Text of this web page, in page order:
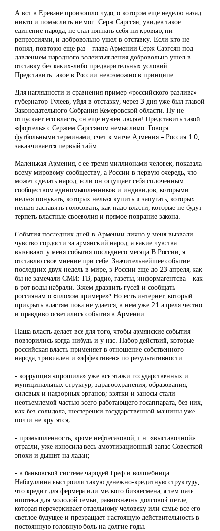
А вот в Ереване произошло чудо, о котором еще неделю назад
никто и помыслить не мог. Серж Саргсян, увидев такое
единение народа, не стал пятнать себя ни кровью, ни
репрессиями, и добровольно ушел в отставку. Если кто не
понял, повторю еще раз - глава Армении Серж Саргсян под
давлением народного волеизъявления добровольно ушел в
отставку без каких-либо предварительных условий.
Представить такое в России невозможно в принципе.
Для наглядности и сравнения пример «российского разлива» -
губернатор Тулеев, уйдя в отставку, через 3 дня уже был главой
Законодательного Собрания Кемеровской области. Ну не
отпускает его власть, он еще нужен людям! Представить такой
«фортель» с Сержем Саргсяном немыслимо. Говоря
футбольными терминами, счет в матче Армения – Россия 1:0,
заканчивается первый тайм. ..
Маленькая Армения, с ее тремя миллионами человек, показала
всему мировому сообществу, а России в первую очередь, что
может сделать народ, если он ощущает себя сплоченным
сообществом единомышленников и индивидов, которыми
нельзя понукать, которых нельзя купить и запугать, которых
нельзя заставить голосовать, как надо власти, которые не будут
терпеть властные своеволия и прямое попрание закона.
События последних дней в Армении лично у меня вызвали
чувство гордости за армянский народ, а какие чувства
вызывают у меня события последнего месяца В России, я
отставлю свое мнение при себе. Значительнейшее событие
последних двух недель в мире, в России еще до 23 апреля, как
бы не замечали СМИ: ТВ, радио, газеты, информагентсва – как
в рот воды набрали. Зачем дразнить гусей и сообщать
россиянам о «плохом примере»? Но есть интернет, который
прикрыть властям пока не удается, в нем уже 21 апреля честно
и правдиво осветились события в Армении.
Наша власть делает все для того, чтобы армянские события
повторились когда-нибудь и у нас. Набор действий, которые
российская власть применяет в отношение собственного
народа, тривиален и «эффективен» по результативности:
- коррупция «прошила» уже все этажи государственных и
муниципальных структур, здравоохранения, образования,
силовых и надзорных органов; взятки и заносы стали
неотъемлемой частью всего работающего госаппарата, без них,
как без солидола, шестеренки государственной машины уже
почти не крутятся;
- промышленность, кроме нефтегазовой, т.н. «выставочной»
отрасли, уже износила весь амортизационный запас Совесткой
эпохи и дышит на ладан;
- в банковской системе чародей Греф и волшебница
Набиуллина выстроили такую денежно-кредитную структуру,
что кредит для фермера или мелкого бизнесмена, а тем паче
ипотека для молодой семьи, равнозначны долговой петле,
которая перечеркивает отдельному человеку или семье все его
светлое будущее и превращает настоящую действительность в
постоянную головную боль на долгие годы.